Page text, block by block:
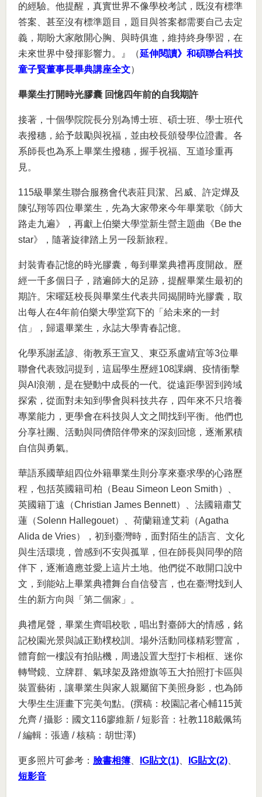
的經驗。他提醒，真實世界不像學校考試，既沒有標準
答案、甚至沒有標準題目，題目與答案都需要自己去定
義，期盼大家敞開心胸、與時俱進，維持終身學習，在
未來世界中發揮影響力。』（延伸閱讀》和碩聯合科技
童子賢董事長畢典講座全文）
畢業生打開時光膠囊 回憶四年前的自我期許
接著，十個學院院長分別為博士班、碩士班、學士班代
表撥穗，給予鼓勵與祝福，並由校長頒發學位證書。各
系師長也為系上畢業生撥穗，握手祝福、互道珍重再
見。
115級畢業生聯合服務會代表莊貝潔、呂威、許定燁及
陳弘翔等四位畢業生，先為大家帶來今年畢業歌《師大
路走九遍》，再獻上伯樂大學堂新生營主題曲《Be the
star》，隨著旋律踏上另一段新旅程。
封裝青春記憶的時光膠囊，每到畢業典禮再度開啟。歷
經一千多個日子，踏遍師大的足跡，提醒畢業生最初的
期許。宋曜廷校長與畢業生代表共同揭開時光膠囊，取
出每人在4年前伯樂大學堂寫下的「給未來的一封
信」，歸還畢業生，永誌大學青春記憶。
化學系謝孟諺、衛教系王宣又、東亞系盧靖宜等3位畢
聯會代表致詞提到，這屆學生歷經108課綱、疫情衝擊
與AI浪潮，是在變動中成長的一代。從遠距學習到跨域
探索，從面對未知到學會與科技共存，四年來不只培養
專業能力，更學會在科技與人文之間找到平衡。他們也
分享社團、活動與同儕陪伴帶來的深刻回憶，逐漸累積
自信與勇氣。
華語系國華組四位外籍畢業生則分享來臺求學的心路歷
程，包括英國籍司柏（Beau Simeon Leon Smith）、
英國籍丁遠（Christian James Bennett）、法國籍肅艾
蓮（Solenn Hallegouet）、荷蘭籍達艾莉（Agatha
Alida de Vries），初到臺灣時，面對陌生的語言、文化
與生活環境，曾感到不安與孤單，但在師長與同學的陪
伴下，逐漸適應並愛上這片土地。他們從不敢開口說中
文，到能站上畢業典禮舞台自信發言，也在臺灣找到人
生的新方向與「第二個家」。
典禮尾聲，畢業生齊唱校歌，唱出對臺師大的情感，銘
記校園光景與誠正勤樸校訓。場外活動同樣精彩豐富，
體育館一樓設有拍貼機，周邊設置大型打卡相框、迷你
轉彎鏡、立牌群、氣球架及路燈旗等五大拍照打卡區與
裝置藝術，讓畢業生與家人親屬留下美照身影，也為師
大學生生涯畫下完美句點。(撰稿：校園記者心輔115黃
允齊 / 攝影：國文116廖維新 / 短影音：社教118戴佩筠
/ 編輯：張適 / 核稿：胡世澤)
更多照片可參考： 臉書相簿、 IG貼文(1)、 IG貼文(2)、
短影音